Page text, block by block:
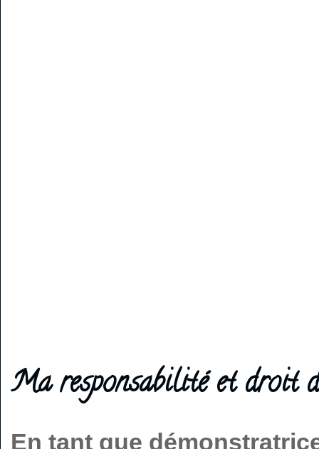
Ma responsabilité et droit
En tant que